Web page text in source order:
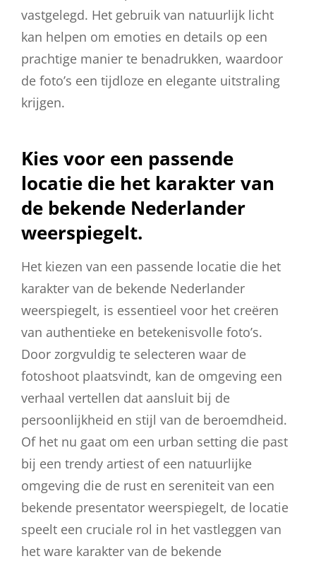
vastgelegd. Het gebruik van natuurlijk licht
kan helpen om emoties en details op een
prachtige manier te benadrukken, waardoor
de foto’s een tijdloze en elegante uitstraling
krijgen.
Kies voor een passende
locatie die het karakter van
de bekende Nederlander
weerspiegelt.
Het kiezen van een passende locatie die het
karakter van de bekende Nederlander
weerspiegelt, is essentieel voor het creëren
van authentieke en betekenisvolle foto’s.
Door zorgvuldig te selecteren waar de
fotoshoot plaatsvindt, kan de omgeving een
verhaal vertellen dat aansluit bij de
persoonlijkheid en stijl van de beroemdheid.
Of het nu gaat om een urban setting die past
bij een trendy artiest of een natuurlijke
omgeving die de rust en sereniteit van een
bekende presentator weerspiegelt, de locatie
speelt een cruciale rol in het vastleggen van
het ware karakter van de bekende